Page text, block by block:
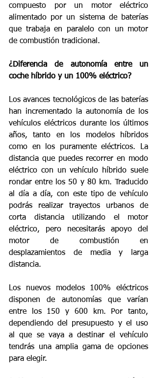
compuesto por un motor eléctrico
alimentado por un sistema de baterías
que trabaja en paralelo con un motor
de combustión tradicional.
¿Diferencia de autonomía entre un
coche híbrido y un 100% eléctrico?
Los avances tecnológicos de las baterías
han incrementado la autonomía de los
vehículos eléctricos durante los últimos
años, tanto en los modelos híbridos
como en los puramente eléctricos. La
distancia que puedes recorrer en modo
eléctrico con un vehículo híbrido suele
rondar entre los 50 y 80 km. Traducido
al día a día, con este tipo de vehículo
podrás realizar trayectos urbanos de
corta distancia utilizando el motor
eléctrico, pero necesitarás apoyo del
motor de combustión en
desplazamientos de media y larga
distancia.
Los nuevos modelos 100% eléctricos
disponen de autonomías que varían
entre los 150 y 600 km. Por tanto,
dependiendo del presupuesto y el uso
al que se vaya a destinar el vehículo
tendrás una amplia gama de opciones
para elegir.